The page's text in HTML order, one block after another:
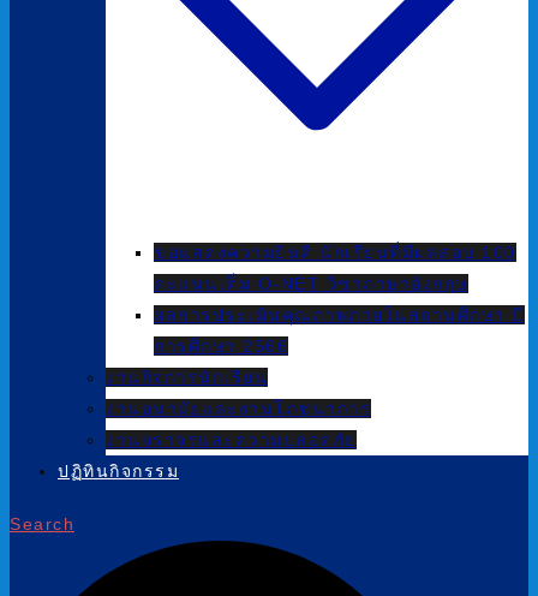
ขอแสดงความยินดี นักเรียนที่มีผลสอบ 100
คะแนนเต็ม O-NET วิชาภาษาอังกฤษ
ผลการประเมินคุณภาพภายในสถานศึกษา ปี
การศึกษา 2566
งานกิจการนักเรียน
งานอนามัยและงานโภชนาการ
งานจราจรและความปลอดภัย
ปฏิทินกิจกรรม
Search